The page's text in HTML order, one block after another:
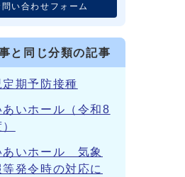
問い合わせフォーム
と同じ分類の記事
定期予防接種
あいホール（令和8
あいホール 気象
等発令時の対応に